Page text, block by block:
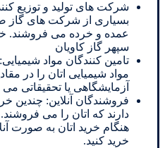
شرکت های تولید و توزیع
بسیاری از شرکت های گاز
عمده و خرده می فروشند.
سپهر گاز کاویان
تامین کنندگان مواد
مواد شیمیایی اتان را در
آزمایشگاهی یا تحقیقاتی
فروشندگان آنلاین: چندین
دارند که اتان را می
هنگام خرید اتان به صورت
خرید کنید.